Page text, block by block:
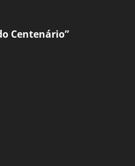
Centenário”